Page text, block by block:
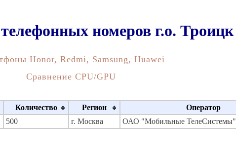
номеров г.о. Троицк
Honor, Redmi, Samsung, Huawei
Сравнение CPU/GPU
Количество Регион
Оператор
500 г. Москва ОАО "Мобильные ТелеСистемы"